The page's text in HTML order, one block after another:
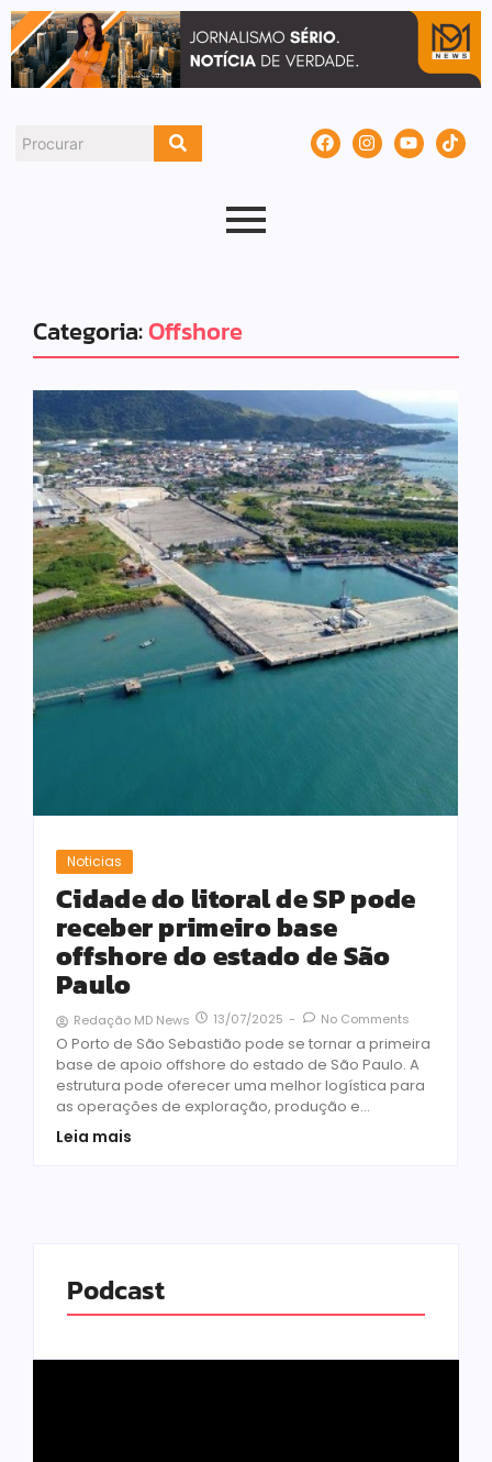
Categoria:Offshore
Noticias
Cidade do litoral de SP pode
receber primeiro base
offshore do estado de São
Paulo
Redação MD News 13/07/2025 - No Comments
O Porto de São Sebastião pode se tornar a primeira
base de apoio offshore do estado de São Paulo. A
estrutura pode oferecer uma melhor logística para
as operações de exploração, produção e...
Leia mais
Podcast